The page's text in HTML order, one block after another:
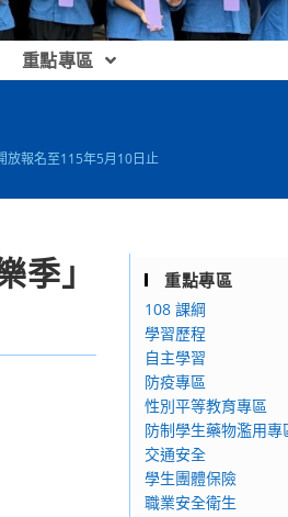
重點專區
放報名至115年5月10日止
季」
重點專區
108 課綱
學習歷程
自主學習
防疫專區
性別平等教育專區
防制學生藥物濫用專
交通安全
學生團體保險
職業安全衛生